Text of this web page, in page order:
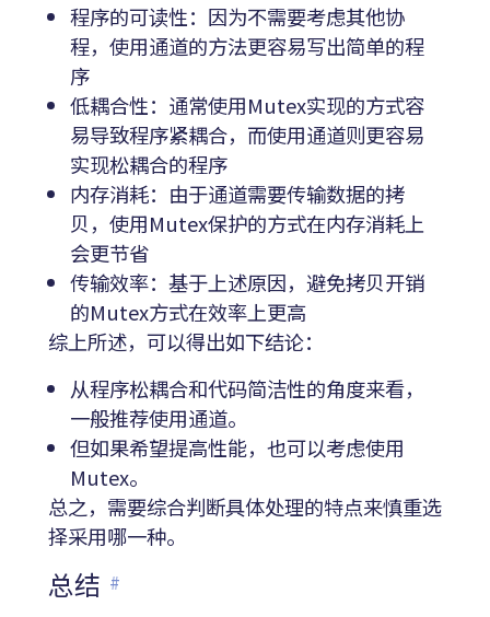
程序的可读性：因为不需要考虑其他协
程，使用通道的方法更容易写出简单的程
序
低耦合性：通常使用Mutex实现的方式容
易导致程序紧耦合，而使用通道则更容易
实现松耦合的程序
内存消耗：由于通道需要传输数据的拷
贝，使用Mutex保护的方式在内存消耗上
会更节省
传输效率：基于上述原因，避免拷贝开销
的Mutex方式在效率上更高
综上所述，可以得出如下结论：
从程序松耦合和代码简洁性的角度来看，
一般推荐使用通道。
但如果希望提高性能，也可以考虑使用
Mutex。
总之，需要综合判断具体处理的特点来慎重选
择采用哪一种。
总结 #